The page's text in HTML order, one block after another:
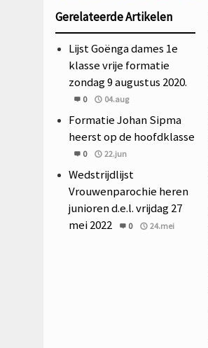
Gerelateerde Artikelen
Lijst Goënga dames 1e
klasse vrije formatie
zondag 9 augustus 2020.
0 04.aug
Formatie Johan Sipma
heerst op de hoofdklasse
0 22.jun
Wedstrijdlijst
Vrouwenparochie heren
junioren d.e.l. vrijdag 27
mei 2022
0 24.mei